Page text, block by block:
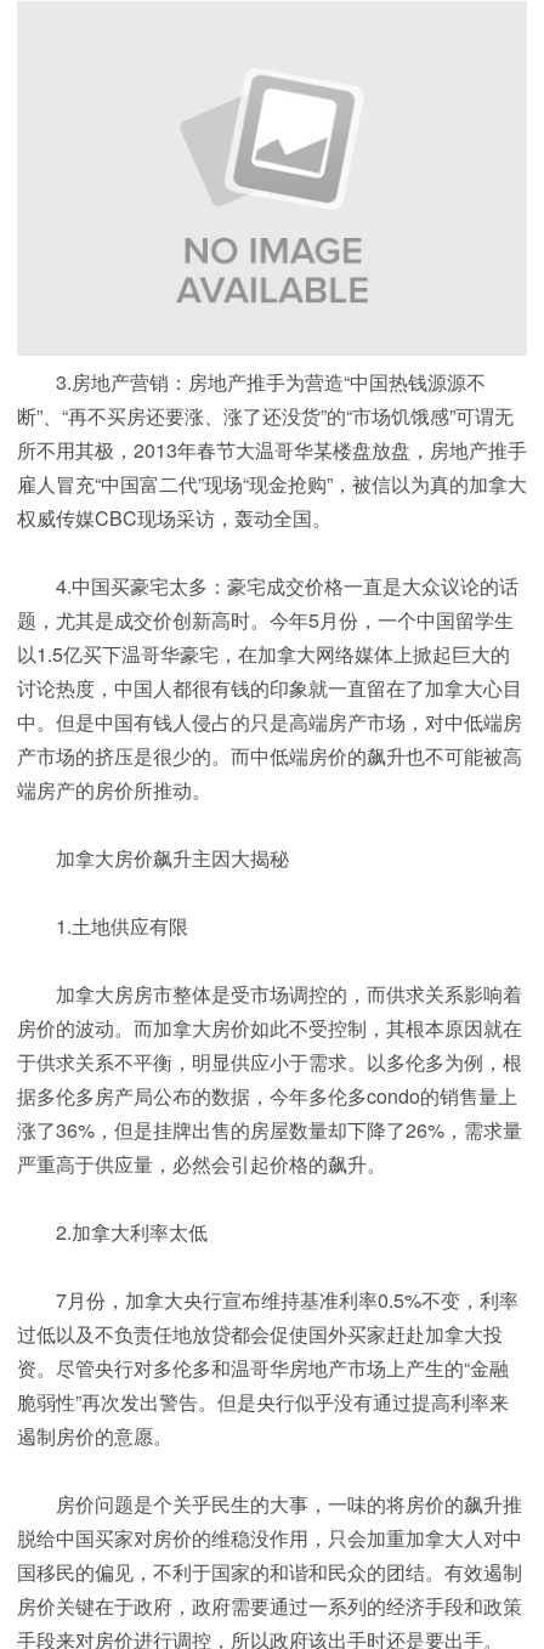
3.房地产营销：房地产推手为营造“中国热钱源源不
断”、“再不买房还要涨、涨了还没货”的“市场饥饿感”可谓无
所不用其极，2013年春节大温哥华某楼盘放盘，房地产推手
雇人冒充“中国富二代”现场“现金抢购”，被信以为真的加拿大
权威传媒CBC现场采访，轰动全国。
4.中国买豪宅太多：豪宅成交价格一直是大众议论的话
题，尤其是成交价创新高时。今年5月份，一个中国留学生
以1.5亿买下温哥华豪宅，在加拿大网络媒体上掀起巨大的
讨论热度，中国人都很有钱的印象就一直留在了加拿大心目
中。但是中国有钱人侵占的只是高端房产市场，对中低端房
产市场的挤压是很少的。而中低端房价的飙升也不可能被高
端房产的房价所推动。
加拿大房价飙升主因大揭秘
1.土地供应有限
加拿大房房市整体是受市场调控的，而供求关系影响着
房价的波动。而加拿大房价如此不受控制，其根本原因就在
于供求关系不平衡，明显供应小于需求。以多伦多为例，根
据多伦多房产局公布的数据，今年多伦多condo的销售量上
涨了36%，但是挂牌出售的房屋数量却下降了26%，需求量
严重高于供应量，必然会引起价格的飙升。
2.加拿大利率太低
7月份，加拿大央行宣布维持基准利率0.5%不变，利率
过低以及不负责任地放贷都会促使国外买家赶赴加拿大投
资。尽管央行对多伦多和温哥华房地产市场上产生的“金融
脆弱性”再次发出警告。但是央行似乎没有通过提高利率来
遏制房价的意愿。
房价问题是个关乎民生的大事，一味的将房价的飙升推
脱给中国买家对房价的维稳没作用，只会加重加拿大人对中
国移民的偏见，不利于国家的和谐和民众的团结。有效遏制
房价关键在于政府，政府需要通过一系列的经济手段和政策
手段来对房价进行调控，所以政府该出手时还是要出手。